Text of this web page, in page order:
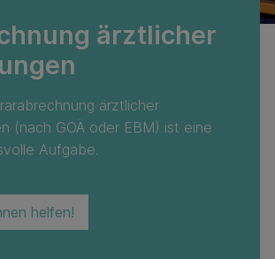
ärztlicher
ärztlicher
(nach GOÄ oder EBM) ist eine
Aufgabe.
helfen!